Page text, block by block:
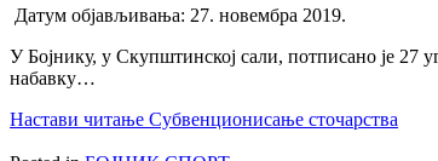
Датум објављивања: 27. новембра 2019.
У Бојнику, у Скупштинској сали, потписано је 27
набавку…
Настави читање Субвенционисање сточарства